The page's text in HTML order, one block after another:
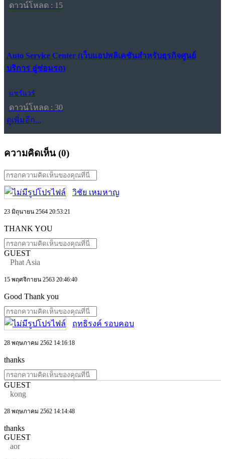
ดาวน์โหลด : 15
Auto Service Center (เว็บแอปพลิเคชันสำหรับธุรกิจศูนย์
บริการ อู่ซ่อมรถ)
แชร์แวร์
ดาวน์โหลด : 30
ดูเพิ่มอีก...
ความคิดเห็น (0)
วิชัย เหมหาญ
23 มิถุนายน 2564 20:53:21
THANK YOU
GUEST
Phat Asia
15 พฤศจิกายน 2563 20:46:40
Good Thank you
ฤทธิรงค์ รอบคอบ
28 พฤษภาคม 2562 14:16:18
thanks
GUEST
kong
28 พฤษภาคม 2562 14:14:48
thanks
GUEST
aor